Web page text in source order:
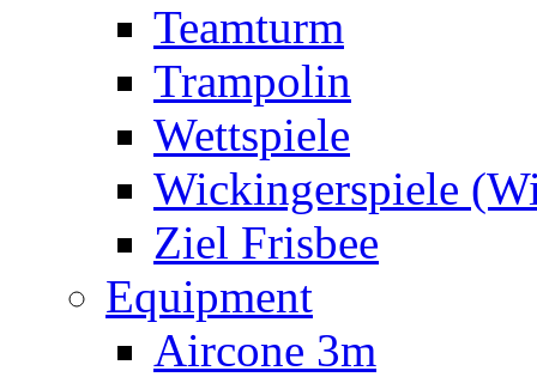
Teamturm
Trampolin
Wettspiele
Wickingerspiele
Ziel Frisbee
Equipment
Aircone 3m